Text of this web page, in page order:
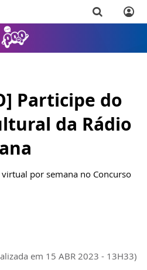
Participe do
da Rádio
por semana no Concurso
em 15 ABR 2023 - 13H33)